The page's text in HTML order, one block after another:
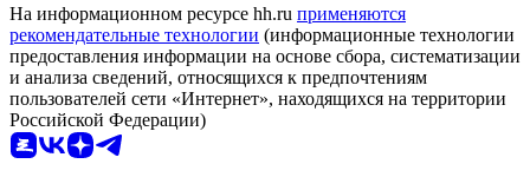
На информационном ресурсе hh.ru применяются
рекомендательные технологии (информационные технологии
предоставления информации на основе сбора, систематизации
и анализа сведений, относящихся к предпочтениям
пользователей сети «Интернет», находящихся на территории
Российской Федерации)